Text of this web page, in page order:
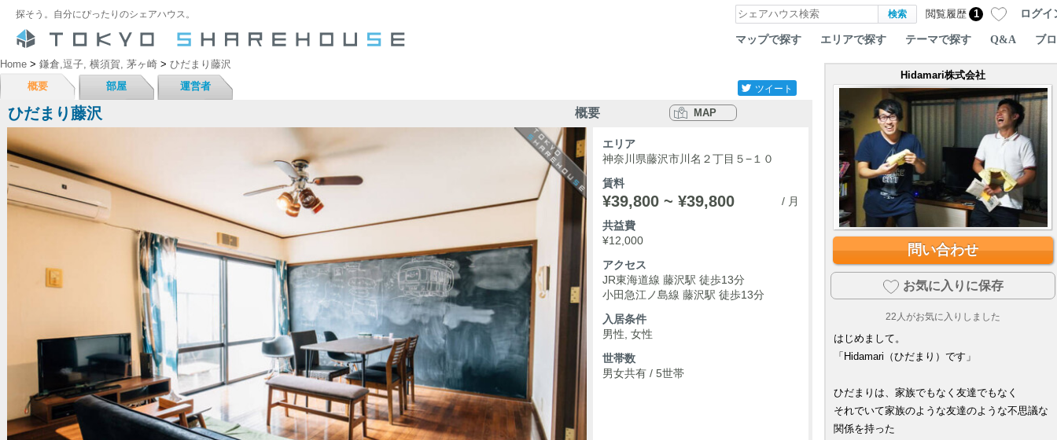
探そう。自分にぴったりのシェアハウス。 閲覧履歴 1 ログイ
マップで探す エリアで探す テーマで探す Q&A ブ
Home > 鎌倉,逗子, 横須賀, 茅ヶ崎 > ひだまり藤沢
概要
部屋 運営者 ツイート
ひだまり藤沢 概要 MAP
エリア
神奈川県藤沢市川名２丁目５−１０
賃料
¥39,800 ~ ¥39,800
/ 月
共益費
¥12,000
アクセス
JR東海道線 藤沢駅 徒歩13分
小田急江ノ島線 藤沢駅 徒歩13分
入居条件
男性, 女性
世帯数
男女共有 / 5世帯
Hidamari株式会社
問い合わせ
お気に入りに保存
22 人がお気に入りしました
はじめまして。
「Hidamari（ひだまり）です」
ひだまりは、家族でもなく友達でもなく
それでいて家族のような友達のような不思議な
関係を持った